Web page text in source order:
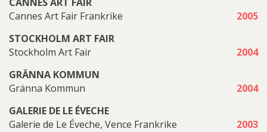
CANNES ART FAIR
Cannes Art Fair Frankrike
2005
STOCKHOLM ART FAIR
Stockholm Art Fair
2004
GRÄNNA KOMMUN
Gränna Kommun
2004
GALERIE DE LE ÉVECHE
Galerie de Le Éveche, Vence Frankrike
2003